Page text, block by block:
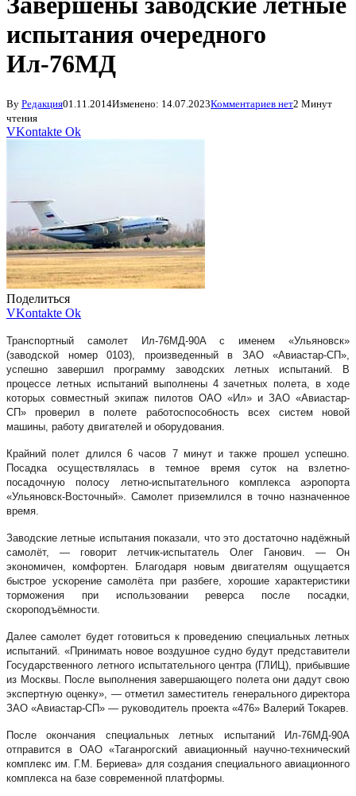
испытания очередного
Ил-76МД
By Редакция01.11.2014Изменено: 14.07.2023Комментариев нет2 Минут
чтения
VKontakte Ok
Поделиться
VKontakte Ok
Транспортный самолет Ил-76МД-90А с именем «Ульяновск»
(заводской номер 0103), произведенный в ЗАО «Авиастар-СП»,
успешно завершил программу заводских летных испытаний. В
процессе летных испытаний выполнены 4 зачетных полета, в ходе
которых совместный экипаж пилотов ОАО «Ил» и ЗАО «Авиастар-
СП» проверил в полете работоспособность всех систем новой
машины, работу двигателей и оборудования.
Крайний полет длился 6 часов 7 минут и также прошел успешно.
Посадка осуществлялась в темное время суток на взлетно-
посадочную полосу летно-испытательного комплекса аэропорта
«Ульяновск-Восточный». Самолет приземлился в точно назначенное
время.
Заводские летные испытания показали, что это достаточно надёжный
самолёт, — говорит летчик-испытатель Олег Ганович. — Он
экономичен, комфортен. Благодаря новым двигателям ощущается
быстрое ускорение самолёта при разбеге, хорошие характеристики
торможения при использовании реверса после посадки,
скороподъёмности.
Далее самолет будет готовиться к проведению специальных летных
испытаний. «Принимать новое воздушное судно будут представители
Государственного летного испытательного центра (ГЛИЦ), прибывшие
из Москвы. После выполнения завершающего полета они дадут свою
экспертную оценку», — отметил заместитель генерального директора
ЗАО «Авиастар-СП» — руководитель проекта «476» Валерий Токарев.
После окончания специальных летных испытаний Ил-76МД-90А
отправится в ОАО «Таганрогский авиационный научно-технический
комплекс им. Г.М. Бериева» для создания специального авиационного
комплекса на базе современной платформы.